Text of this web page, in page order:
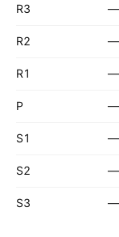
R3 —
R2 —
R1 —
P —
S1 —
S2 —
S3 —